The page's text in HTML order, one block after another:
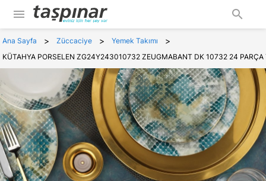
menu search
Ana Sayfa > Züccaciye > Yemek Takımı >
KÜTAHYA PORSELEN ZG24Y243010732 ZEUGMABANT DK 10732 24 PARÇA